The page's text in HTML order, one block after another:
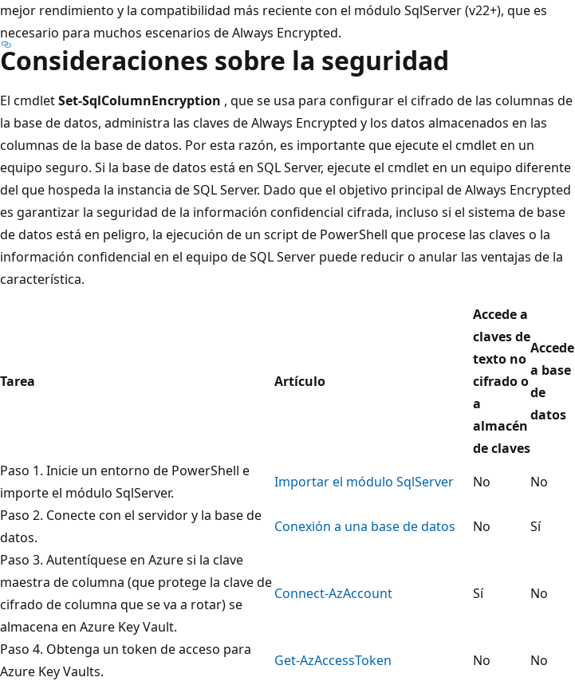
mejor rendimiento y la compatibilidad más reciente con el módulo SqlServer (v22+), que es
necesario para muchos escenarios de Always Encrypted.
Consideraciones sobre la seguridad
El cmdletSet-SqlColumnEncryption , que se usa para configurar el cifrado de las columnas de
la base de datos, administra las claves de Always Encrypted y los datos almacenados en las
columnas de la base de datos. Por esta razón, es importante que ejecute el cmdlet en un
equipo seguro. Si la base de datos está en SQL Server, ejecute el cmdlet en un equipo diferente
del que hospeda la instancia de SQL Server. Dado que el objetivo principal de Always Encrypted
es garantizar la seguridad de la información confidencial cifrada, incluso si el sistema de base
de datos está en peligro, la ejecución de un script de PowerShell que procese las claves o la
información confidencial en el equipo de SQL Server puede reducir o anular las ventajas de la
característica.
Tarea Artículo
Accede a
claves de
texto no
cifrado o
a
almacén
de claves
Accede
a base
de
datos
Paso 1. Inicie un entorno de PowerShell e
importe el módulo SqlServer.
Importar el módulo SqlServer No
No
Paso 2. Conecte con el servidor y la base de
datos.
Conexión a una base de datos No
Sí
Paso 3. Autentíquese en Azure si la clave
maestra de columna (que protege la clave de
cifrado de columna que se va a rotar) se
almacena en Azure Key Vault.
Connect-AzAccount Sí No
Paso 4. Obtenga un token de acceso para
Azure Key Vaults.
Get-AzAccessToken No
No